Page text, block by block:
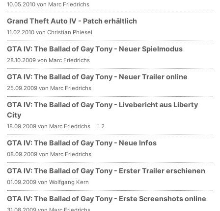
10.05.2010 von Marc Friedrichs
Grand Theft Auto IV - Patch erhältlich
11.02.2010 von Christian Phiesel
GTA IV: The Ballad of Gay Tony - Neuer Spielmodus
28.10.2009 von Marc Friedrichs
GTA IV: The Ballad of Gay Tony - Neuer Trailer online
25.09.2009 von Marc Friedrichs
GTA IV: The Ballad of Gay Tony - Livebericht aus Liberty
City
18.09.2009 von Marc Friedrichs 2
GTA IV: The Ballad of Gay Tony - Neue Infos
08.09.2009 von Marc Friedrichs
GTA IV: The Ballad of Gay Tony - Erster Trailer erschienen
01.09.2009 von Wolfgang Kern
GTA IV: The Ballad of Gay Tony - Erste Screenshots online